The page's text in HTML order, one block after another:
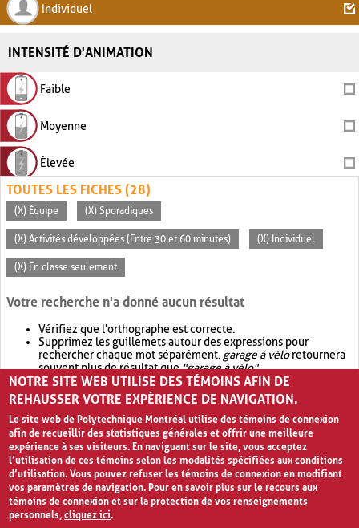
Individuel
INTENSITÉ D'ANIMATION
Faible
Moyenne
Élevée
TOUTES LES FICHES (28)
(X) Équipe (X) Sporadiques
(X) Activités développées (Entre 30 et 60 minutes) (X) Individuel
(X) En classe seulement
Votre recherche n'a donné aucun résultat
Vérifiez que l'orthographe est correcte.
Supprimez les guillemets autour des expressions pour
rechercher chaque mot séparément. garage à véloretournera
souvent plus de résultat que"garage à vélo".
Envisagez d'élargir votre recherche avec OR.garage OR vélo
retournera souvent plus de résultat quegarage à vélo
NOTRE SITE WEB UTILISE DES TÉMOINS AFIN DE
REHAUSSER VOTRE EXPÉRIENCE DE NAVIGATION.
Le site web de Polytechnique Montréal utilise des témoins de connexion
afin de recueillir des statistiques générales et offrir une meilleure
expérience à ses visiteurs. En naviguant sur le site, vous acceptez
l’utilisation de ces témoins selon les modalités spécifiées aux conditions
d’utilisation. Vous pouvez refuser les témoins de connexion en modifiant
vos paramètres de navigation. Pour en savoir plus sur le recours aux
témoins de connexion et sur la protection de vos renseignements
personnels,cliquez ici.